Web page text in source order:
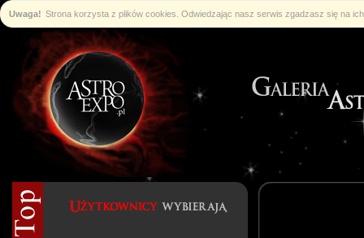
Uwaga! Strona korzysta z plików cookies. Odwiedzając nasz serwis zgadzasz się na